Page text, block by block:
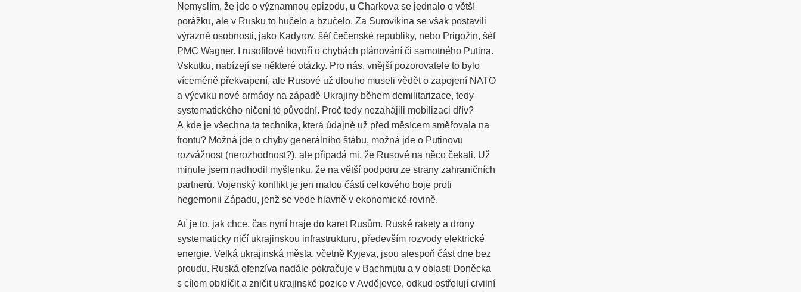
Nemyslím, že jde o významnou epizodu, u Charkova se jednalo o větší
porážku, ale v Rusku to hučelo a bzučelo. Za Surovikina se však postavili
výrazné osobnosti, jako Kadyrov, šéf čečenské republiky, nebo Prigožin, šéf
PMC Wagner. I rusofilové hovoří o chybách plánování či samotného Putina.
Vskutku, nabízejí se některé otázky. Pro nás, vnější pozorovatele to bylo
víceméně překvapení, ale Rusové už dlouho museli vědět o zapojení NATO
a výcviku nové armády na západě Ukrajiny během demilitarizace, tedy
systematického ničení té původní. Proč tedy nezahájili mobilizaci dřív?
A kde je všechna ta technika, která údajně už před měsícem směřovala na
frontu? Možná jde o chyby generálního štábu, možná jde o Putinovu
rozvážnost (nerozhodnost?), ale připadá mi, že Rusové na něco čekali. Už
minule jsem nadhodil myšlenku, že na větší podporu ze strany zahraničních
partnerů. Vojenský konflikt je jen malou částí celkového boje proti
hegemonii Západu, jenž se vede hlavně v ekonomické rovině.
Ať je to, jak chce, čas nyní hraje do karet Rusům. Ruské rakety a drony
systematicky ničí ukrajinskou infrastrukturu, především rozvody elektrické
energie. Velká ukrajinská města, včetně Kyjeva, jsou alespoň část dne bez
proudu. Ruská ofenzíva nadále pokračuje v Bachmutu a v oblasti Doněcka
s cílem obklíčit a zničit ukrajinské pozice v Avdějevce, odkud ostřelují civilní